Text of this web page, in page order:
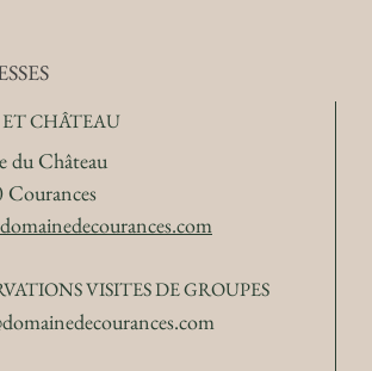
ET CHÂTEAU
du Château
Courances
VISITES DE GROUPES